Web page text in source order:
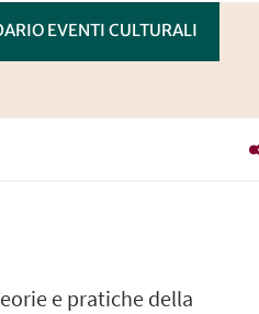
EVENTI CULTURALI
e pratiche della